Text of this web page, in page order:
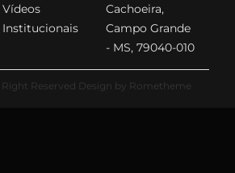
Vídeos
Institucionais
Cachoeira,
Campo Grande
- MS, 79040-010
Reserved Design by Rometheme